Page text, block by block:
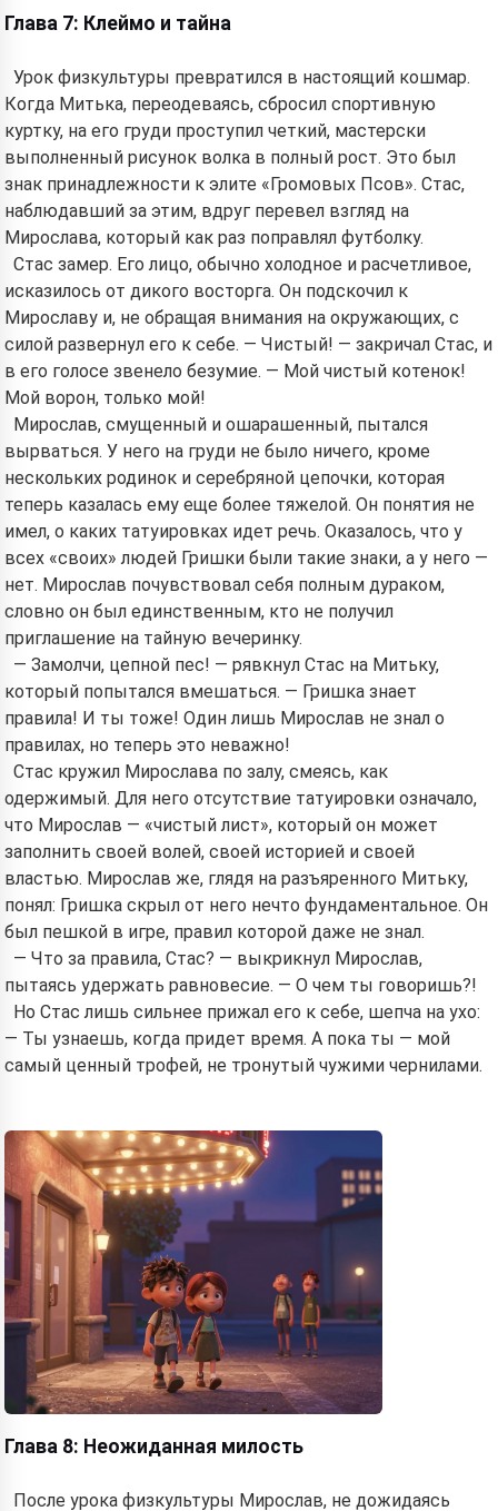
Глава 7: Клеймо и тайна
Урок физкультуры превратился в настоящий кошмар.
Когда Митька, переодеваясь, сбросил спортивную
куртку, на его груди проступил четкий, мастерски
выполненный рисунок волка в полный рост. Это был
знак принадлежности к элите «Громовых Псов». Стас,
наблюдавший за этим, вдруг перевел взгляд на
Мирослава, который как раз поправлял футболку.
Стас замер. Его лицо, обычно холодное и расчетливое,
исказилось от дикого восторга. Он подскочил к
Мирославу и, не обращая внимания на окружающих, с
силой развернул его к себе. — Чистый! — закричал Стас, и
в его голосе звенело безумие. — Мой чистый котенок!
Мой ворон, только мой!
Мирослав, смущенный и ошарашенный, пытался
вырваться. У него на груди не было ничего, кроме
нескольких родинок и серебряной цепочки, которая
теперь казалась ему еще более тяжелой. Он понятия не
имел, о каких татуировках идет речь. Оказалось, что у
всех «своих» людей Гришки были такие знаки, а у него —
нет. Мирослав почувствовал себя полным дураком,
словно он был единственным, кто не получил
приглашение на тайную вечеринку.
— Замолчи, цепной пес! — рявкнул Стас на Митьку,
который попытался вмешаться. — Гришка знает
правила! И ты тоже! Один лишь Мирослав не знал о
правилах, но теперь это неважно!
Стас кружил Мирослава по залу, смеясь, как
одержимый. Для него отсутствие татуировки означало,
что Мирослав — «чистый лист», который он может
заполнить своей волей, своей историей и своей
властью. Мирослав же, глядя на разъяренного Митьку,
понял: Гришка скрыл от него нечто фундаментальное. Он
был пешкой в игре, правил которой даже не знал.
— Что за правила, Стас? — выкрикнул Мирослав,
пытаясь удержать равновесие. — О чем ты говоришь?!
Но Стас лишь сильнее прижал его к себе, шепча на ухо:
— Ты узнаешь, когда придет время. А пока ты — мой
самый ценный трофей, не тронутый чужими чернилами.
Глава 8: Неожиданная милость
После урока физкультуры Мирослав, не дожидаясь